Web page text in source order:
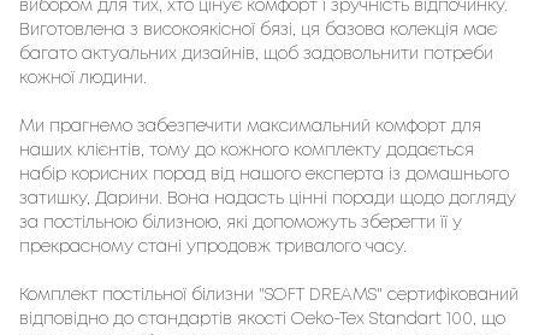
вибором для тих, хто цінує комфорт і зручність відпочинку.
Виготовлена з високоякісної бязі, ця базова колекція має
багато актуальних дизайнів, щоб задовольнити потреби
кожної людини.
Ми прагнемо забезпечити максимальний комфорт для
наших клієнтів, тому до кожного комплекту додається
набір корисних порад від нашого експерта із домашнього
затишку, Дарини. Вона надасть цінні поради щодо догляду
за постільною білизною, які допоможуть зберегти її у
прекрасному стані упродовж тривалого часу.
Комплект постільної білизни "SOFT DREAMS" сертифікований
відповідно до стандартів якості Oeko-Tex Standart 100, що